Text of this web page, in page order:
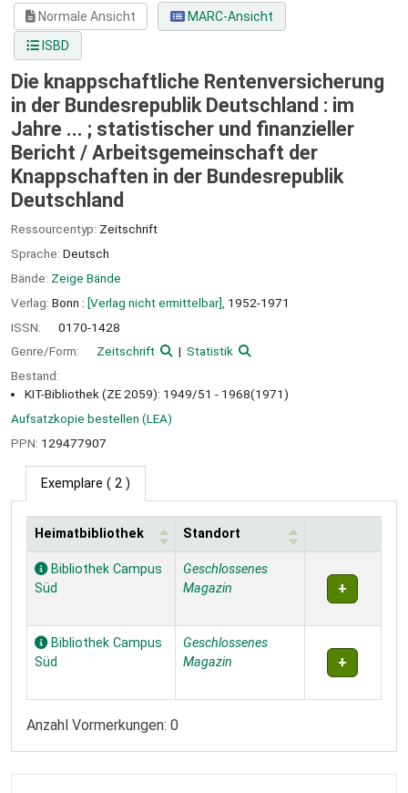
Normale Ansicht
MARC-Ansicht
ISBD
Die knappschaftliche Rentenversicherung
in der Bundesrepublik Deutschland : im
Jahre ... ; statistischer und finanzieller
Bericht / Arbeitsgemeinschaft der
Knappschaften in der Bundesrepublik
Deutschland
Ressourcentyp: Zeitschrift
Sprache: Deutsch
Bände: Zeige Bände
Verlag: Bonn : [Verlag nicht ermittelbar], 1952-1971
ISSN:
0170-1428
Genre/Form:
Zeitschrift
Statistik
Bestand:
KIT-Bibliothek (ZE 2059): 1949/51 - 1968(1971)
Aufsatzkopie bestellen (LEA)
PPN: 129477907
Exemplare ( 2 )
Exemplare
Heimatbibliothek Standort
Bibliothek Campus
Süd
Geschlossenes
Magazin
Bibliothek Campus
Süd
Geschlossenes
Magazin
Anzahl Vormerkungen: 0